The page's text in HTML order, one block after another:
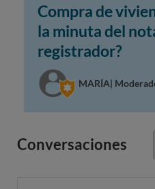
Compra de
la minuta del
registrador?
MARÍA|
Conversaciones